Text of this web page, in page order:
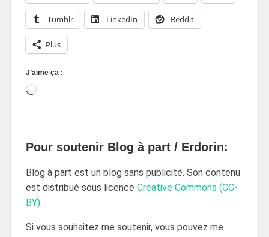
Tumblr LinkedIn Reddit
Plus
J’aime ça :
Pour soutenir Blog à part / Erdorin:
Blog à part est un blog sans publicité. Son contenu
est distribué sous licence Creative Commons (CC-
BY).
Si vous souhaitez me soutenir, vous pouvez me